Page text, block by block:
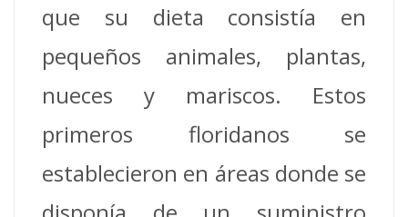
que su dieta consistía en
pequeños animales, plantas,
nueces y mariscos. Estos
primeros floridanos se
establecieron en áreas donde se